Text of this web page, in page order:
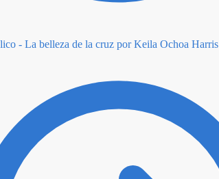
- La belleza de la cruz por Keila Ochoa Harris